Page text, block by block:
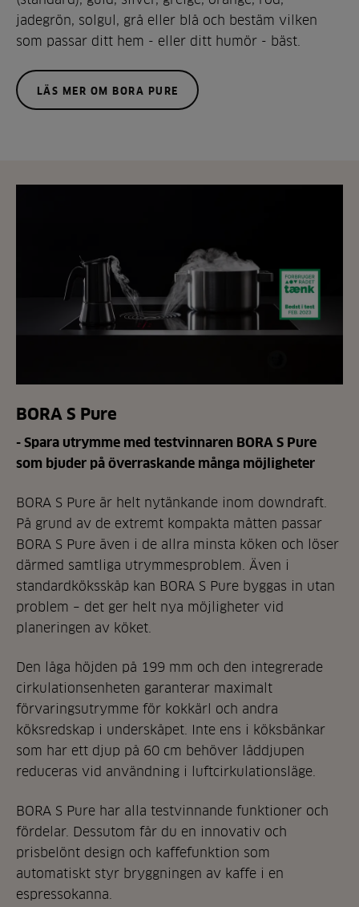
jadegrön, solgul, grå eller blå och bestäm vilken
som passar ditt hem - eller ditt humör - bäst.
LÄS MER OM BORA PURE
BORA S Pure
- Spara utrymme med testvinnaren BORA S Pure
som bjuder på överraskande många möjligheter
BORA S Pure är helt nytänkande inom downdraft.
På grund av de extremt kompakta måtten passar
BORA S Pure även i de allra minsta köken och löser
därmed samtliga utrymmesproblem. Även i
standardköksskåp kan BORA S Pure byggas in utan
problem – det ger helt nya möjligheter vid
planeringen av köket.
Den låga höjden på 199 mm och den integrerade
cirkulationsenheten garanterar maximalt
förvaringsutrymme för kokkärl och andra
köksredskap i underskåpet. Inte ens i köksbänkar
som har ett djup på 60 cm behöver låddjupen
reduceras vid användning i luftcirkulationsläge.
BORA S Pure har alla testvinnande funktioner och
fördelar. Dessutom får du en innovativ och
prisbelönt design och kaffefunktion som
automatiskt styr bryggningen av kaffe i en
espressokanna.